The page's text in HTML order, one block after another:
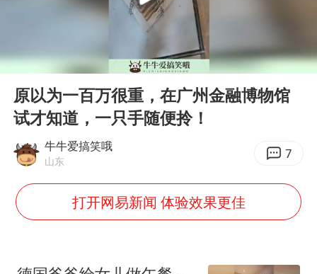
80后女柜员逆袭成4200亿银行副行长
感觉全东北都在等7号
多地要求领导干部带头休假
中央气象台发布台风黄色预警
Play
00:00 00:11
原以为一百万很重，在广州金融博物馆
试才知道，一只手随便拎！
牛牛爱搞笑哦
山东 7
打开网易新闻 体验效果更佳